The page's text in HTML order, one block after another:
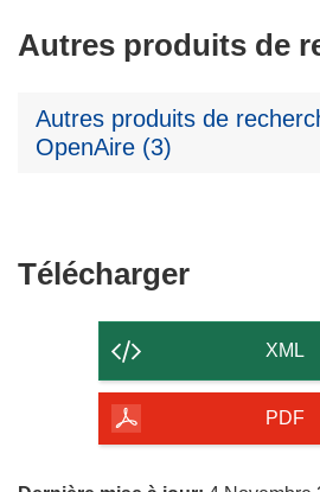
Autres produits de
Autres produits de
OpenAire (3)
Télécharger
contenu
de
page
XML
PDF